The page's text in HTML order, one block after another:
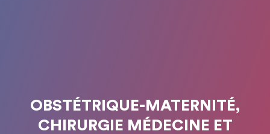
OBSTÉTRIQUE-MATERNITÉ,
CHIRURGIE MÉDECINE ET